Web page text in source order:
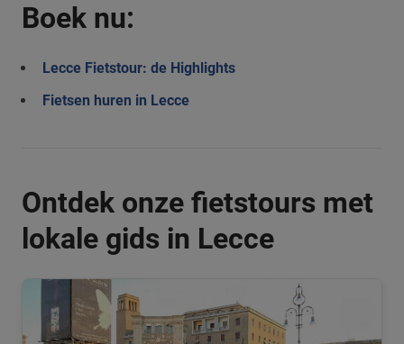
Boek nu:
Lecce Fietstour: de Highlights
Fietsen huren in Lecce
Ontdek onze fietstours met
lokale gids in Lecce